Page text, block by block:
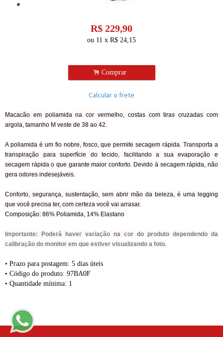
R$ 229,90
ou 11 x R$ 24,15
. Comprar
Calcular o frete
Macacão em poliamida na cor vermelho, costas com tiras cruzadas com
argola, tamanho M veste de 38 ao 42.
A poliamida é um fio nobre, fosco, que permite secagem rápida. Transporta a
transpiração para superfície do tecido, facilitando a sua evaporação e
secagem rápida o que garante maior conforto. Devido à secagem rápida, não
gera odores indesejáveis.
Conforto, segurança, sustentação, sem abrir mão da beleza, é uma legging
que você precisa ter, com certeza você vai arrasar.
Composição: 86% Poliamida, 14% Elastano
Importante: Poderá haver variação na cor do produto dependendo da
calibração do monitor em que estiver visualizando a foto.
• Prazo para postagem: 5 dias úteis
• Código do produto: 97BA0F
• Quantidade mínima: 1